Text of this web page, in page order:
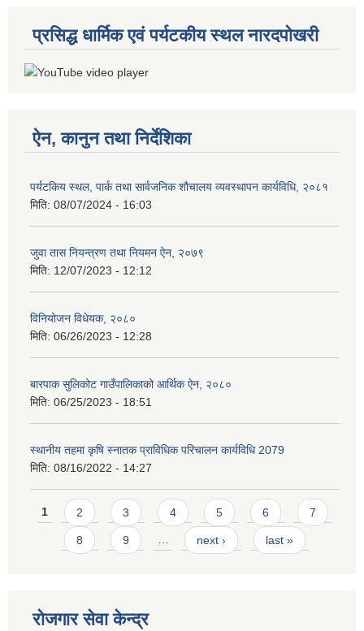
प्रसिद्ध धार्मिक एवं पर्यटकीय स्थल नारदपोखरी
ऐन, कानुन तथा निर्देशिका
पर्यटकिय स्थल, पार्क तथा सार्वजनिक शौचालय व्यवस्थापन कार्यविधि, २०८१
मिति: 08/07/2024 - 16:03
जुवा तास नियन्त्रण तथा नियमन ऐन, २०७९
मिति: 12/07/2023 - 12:12
विनियोजन विधेयक, २०८०
मिति: 06/26/2023 - 12:28
बारपाक सुलिकोट गाउँपालिकाको आर्थिक ऐन, २०८०
मिति: 06/25/2023 - 18:51
स्थानीय तहमा कृषि स्नातक प्राविधिक परिचालन कार्यविधि 2079
मिति: 08/16/2022 - 14:27
Pages
1 2 3 4 5 6 7
8 9 … next › last »
रोजगार सेवा केन्द्र